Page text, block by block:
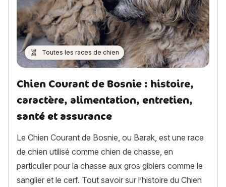
Toutes les races de chien
Chien Courant de Bosnie : histoire,
caractère, alimentation, entretien,
santé et assurance
Le Chien Courant de Bosnie, ou Barak, est une race
de chien utilisé comme chien de chasse, en
particulier pour la chasse aux gros gibiers comme le
sanglier et le cerf. Tout savoir sur l’histoire du Chien